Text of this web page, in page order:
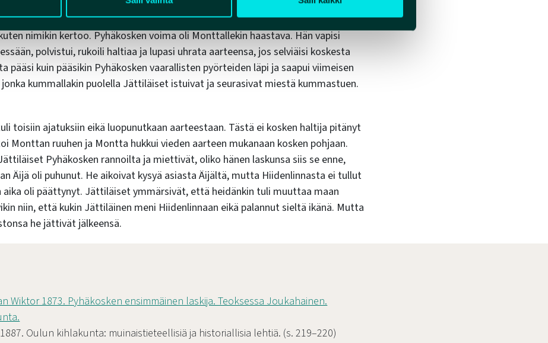
että miehen nimi oli Montta. Hän oli monet vedet kulkenut taitava
liikkui aina pieni arkku kainalossaan. Ennen ei Pyhäkoskea niin vain kuljettu,
nimikin kertoo. Pyhäkosken voima oli Monttallekin haastava. Hän vapisi
, polvistui, rukoili haltiaa ja lupasi uhrata aarteensa, jos selviäisi koskesta
pääsi kuin pääsikin Pyhäkosken vaarallisten pyörteiden läpi ja saapui viimeisen
jonka kummallakin puolella Jättiläiset istuivat ja seurasivat miestä kummastuen.
toisiin ajatuksiin eikä luopunutkaan aarteestaan. Tästä ei kosken haltija pitänyt
Monttan ruuhen ja Montta hukkui vieden aarteen mukanaan kosken pohjaan.
Pyhäkosken rannoilta ja miettivät, oliko hänen laskunsa siis se enne,
Äijä oli puhunut. He aikoivat kysyä asiasta Äijältä, mutta Hiidenlinnasta ei tullut
aika oli päättynyt. Jättiläiset ymmärsivät, että heidänkin tuli muuttaa maan
niin, että kukin Jättiläinen meni Hiidenlinnaan eikä palannut sieltä ikänä. Mutta
he jättivät jälkeensä.
Wiktor 1873. Pyhäkosken ensimmäinen laskija. Teoksessa Joukahainen.
Oulun kihlakunta: muinaistieteellisiä ja historiallisia lehtiä. (s. 219–220)